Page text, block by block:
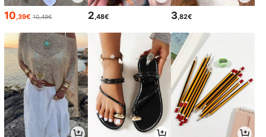
10,39€ 10,49€ 2,48€ 3,82€